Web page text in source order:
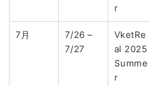
r
7月
7/26 –
7/27
VketRe
al 2025
Summe
r